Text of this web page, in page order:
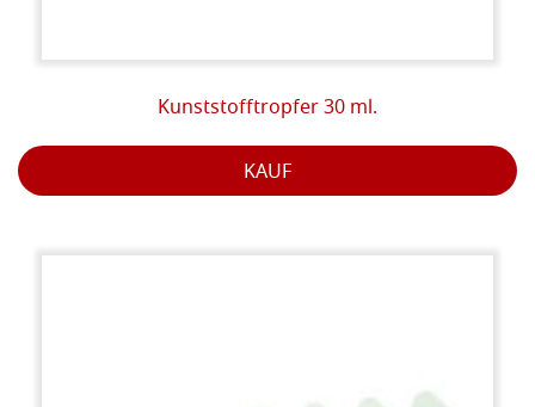
Kunststofftropfer 30 ml.
KAUF